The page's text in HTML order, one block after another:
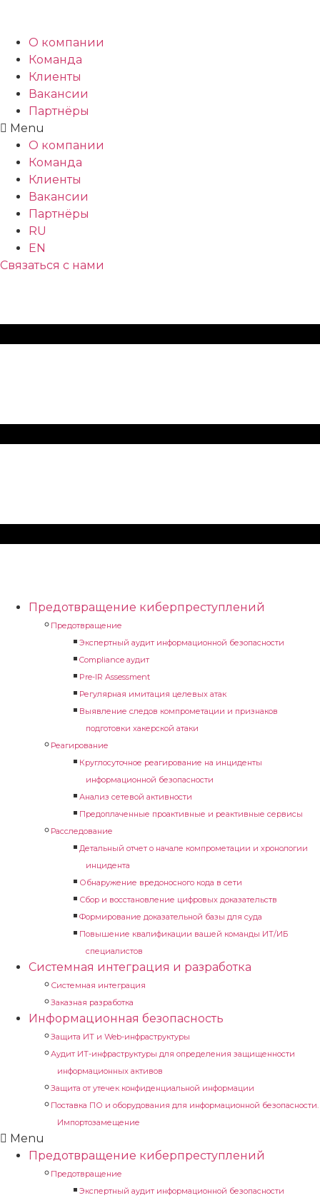
О компании
Команда
Клиенты
Вакансии
Партнёры
Menu
О компании
Команда
Клиенты
Вакансии
Партнёры
RU
EN
Связаться с нами
Предотвращение киберпреступлений
Предотвращение
Экспертный аудит информационной безопасности
Compliance аудит
Pre-IR Assessment
Регулярная имитация целевых атак
Выявление следов компрометации и признаков
подготовки хакерской атаки
Реагирование
Круглосуточное реагирование на инциденты
информационной безопасности
Анализ сетевой активности
Предоплаченные проактивные и реактивные сервисы
Расследование
Детальный отчет о начале компрометации и хронологии
инцидента
Обнаружение вредоносного кода в сети
Сбор и восстановление цифровых доказательств
Формирование доказательной базы для суда
Повышение квалификации вашей команды ИТ/ИБ
специалистов
Системная интеграция и разработка
Системная интеграция
Заказная разработка
Информационная безопасность
Защита ИТ и Web-инфраструктуры
Аудит ИТ-инфраструктуры для определения защищенности
информационных активов
Защита от утечек конфиденциальной информации
Поставка ПО и оборудования для информационной безопасности.
Импортозамещение
Menu
Предотвращение киберпреступлений
Предотвращение
Экспертный аудит информационной безопасности